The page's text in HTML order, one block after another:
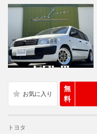
無
料
トヨタ